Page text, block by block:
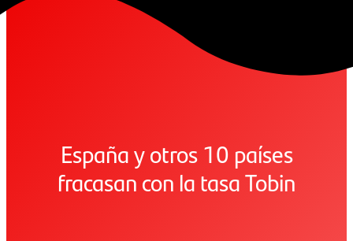
España y otros 10 países
fracasan con la tasa Tobin